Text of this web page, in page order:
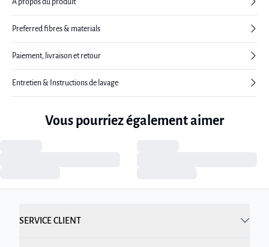
Preferred fibres & materials
Paiement, livraison et retour
Entretien & Instructions de lavage
Vous pourriez également aimer
SERVICE CLIENT